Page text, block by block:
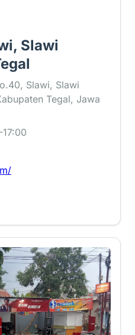
Slawi
Slawi, Slawi
Tegal, Jawa